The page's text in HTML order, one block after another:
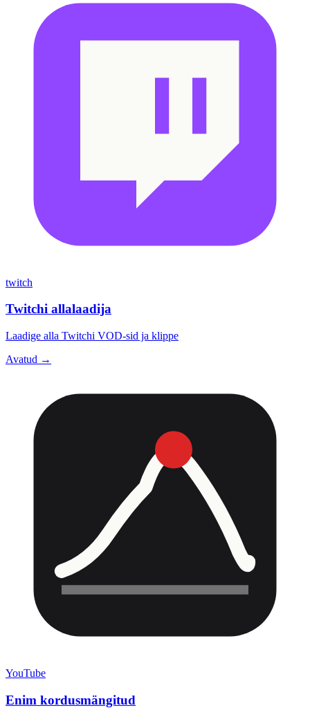
twitch
Twitchi allalaadija
Laadige alla Twitchi VOD-sid ja klippe
Avatud →
YouTube
Enim kordusmängitud